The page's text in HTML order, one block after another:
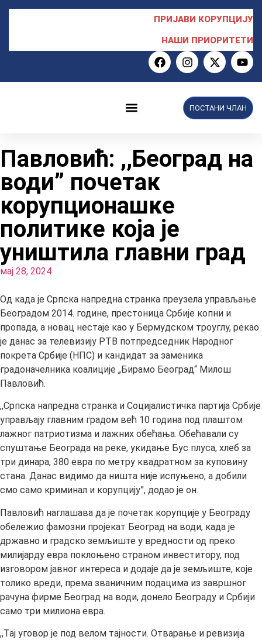
ПРИЈАВИ КОРУПЦИЈУ
НАШИ ПРИОРИТЕТИ
ПОСТАНИ ЧЛАН
Павловић: ,,Београд на
води” почетак
корупционашке
политике која је
уништила главни град
мај 28, 2024
Од када је Српска напредна странка преузела управљање
Београдом 2014. године, престоница Србије копни и
пропада, а новац нестаје као у Бермудском троуглу, рекао
је данас за телевизију РТВ потпредседник Народног
покрета Србије (НПС) и кандидат за заменика
градоначелника коалиције „Бирамо Београд“ Милош
Павловић.
,,Српска напредна странка и Социјалистичка партија Србије
управљају главним градом већ 10 година под плаштом
лажног патриотизма и лажних обећања. Обећавали су
спуштање Београда на реке, укидање Бус плуса, хлеб за
три динара, 380 евра по метру квадратном за куповину
стана. Данас видимо да ништа није испуњено, а добили
смо само криминал и корупцију”, додао је он.
Павловић наглашава да је почетак корупције у Београду
обележио фамозни пројекат Београд на води, када је
државно и градско земљиште у вредности од преко
милијарду евра поклоњено страном инвеститору, под
изговором јавног интереса и додаје да је земљиште, које
толико вреди, према званичним подацима из завршног
рачуна фирме Београд на води, донело Београду и Србији
само три милиона евра.
,,Тај уговор је под велом тајности. Отварање и ревизија